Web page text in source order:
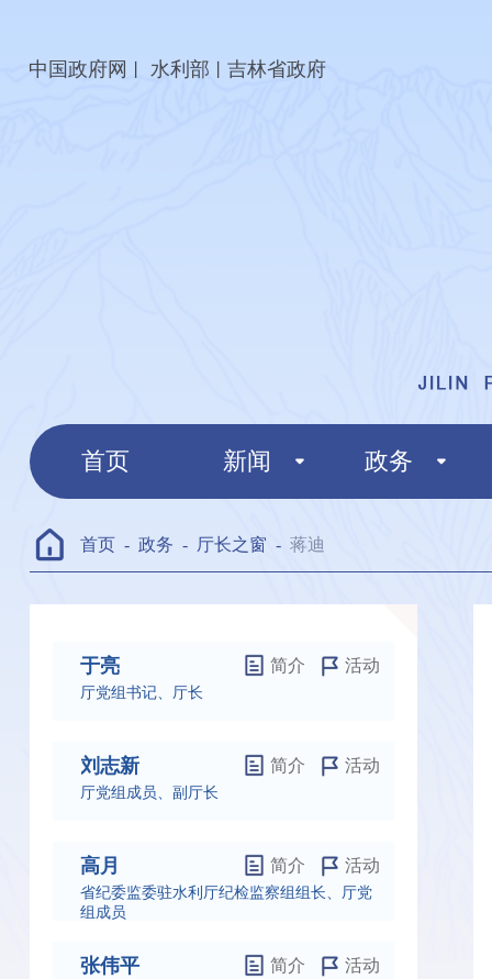
中国政府网 水利部 丨吉林省政府
首页 新闻 政务
首页 - 政务 - 厅长之窗 - 蒋迪
于亮 简介 活动
厅党组书记、厅长
刘志新 简介 活动
厅党组成员、副厅长
高月 简介 活动
省纪委监委驻水利厅纪检监察组组长、厅党
组成员
张伟平 简介 活动